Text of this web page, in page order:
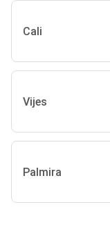
Cali
Vijes
Palmira